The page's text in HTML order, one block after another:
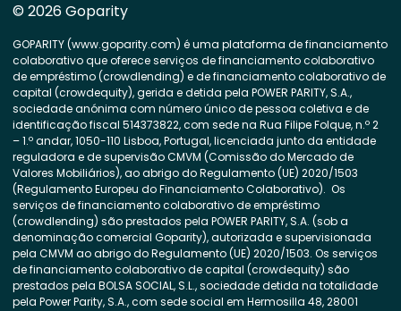
© 2026 Goparity
GOPARITY (www.goparity.com) é uma plataforma de financiamento
colaborativo que oferece serviços de financiamento colaborativo
de empréstimo (crowdlending) e de financiamento colaborativo de
capital (crowdequity), gerida e detida pela POWER PARITY, S.A.,
sociedade anónima com número único de pessoa coletiva e de
identificação fiscal 514373822, com sede na Rua Filipe Folque, n.º 2
– 1.º andar, 1050-110 Lisboa, Portugal, licenciada junto da entidade
reguladora e de supervisão CMVM (Comissão do Mercado de
Valores Mobiliários), ao abrigo do Regulamento (UE) 2020/1503
(Regulamento Europeu do Financiamento Colaborativo). Os
serviços de financiamento colaborativo de empréstimo
(crowdlending) são prestados pela POWER PARITY, S.A. (sob a
denominação comercial Goparity), autorizada e supervisionada
pela CMVM ao abrigo do Regulamento (UE) 2020/1503. Os serviços
de financiamento colaborativo de capital (crowdequity) são
prestados pela BOLSA SOCIAL, S.L., sociedade detida na totalidade
pela Power Parity, S.A., com sede social em Hermosilla 48, 28001